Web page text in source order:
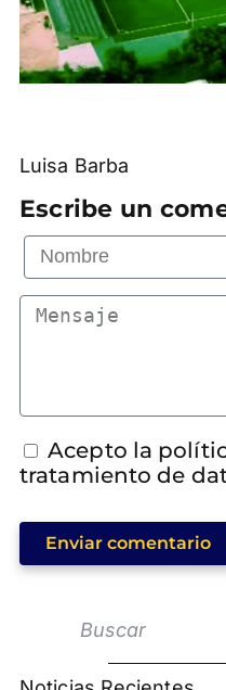
Luisa Barba
Escribe un
Acepto la
tratamiento de
Enviar comentario